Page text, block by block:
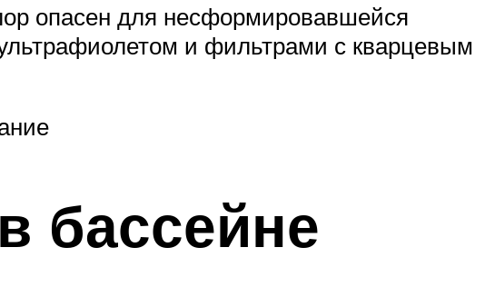
опасен для несформировавшейся
и фильтрами с кварцевым
бассейне